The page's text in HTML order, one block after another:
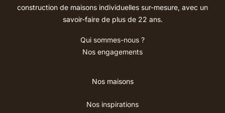
construction de maisons individuelles sur-mesure, avec un
savoir-faire de plus de 22 ans.
Qui sommes-nous ?
Nos engagements
Nos maisons
Nos inspirations